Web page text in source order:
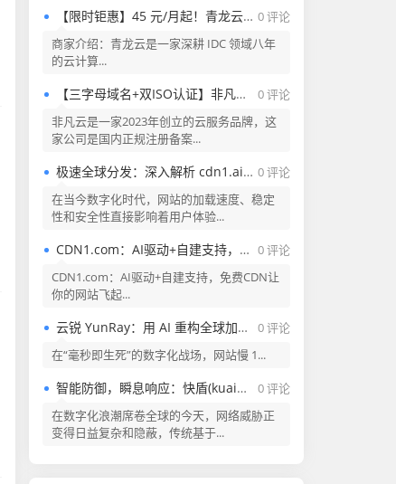
0 评论
【限时钜惠】45 元/月起！青龙云襄阳电信云服务器 — 4C4G10M 200G 高防
商家介绍：青龙云是一家深耕 IDC 领域八年
的云计算...
0 评论
【三字母域名+双ISO认证】非凡云洛杉矶VPS深度测评：CN2/9929/CMIN2三线加持，4核4G仅20元起？
非凡云是一家2023年创立的云服务品牌，这
家公司是国内正规注册备案...
0 评论
极速全球分发：深入解析 cdn1.ai 的产品优势与应用场景
在当今数字化时代，网站的加载速度、稳定
性和安全性直接影响着用户体验...
0 评论
CDN1.com：AI驱动+自建支持，免费CDN让你的网站飞起来！
CDN1.com：AI驱动+自建支持，免费CDN让
你的网站飞起...
0 评论
云锐 YunRay：用 AI 重构全球加速与安全的新范式
在“毫秒即生死”的数字化战场，网站慢 1...
0 评论
智能防御，瞬息响应：快盾(kuaidun.ai) —— 新一代AI驱动的云安全平台
在数字化浪潮席卷全球的今天，网络威胁正
变得日益复杂和隐蔽，传统基于...